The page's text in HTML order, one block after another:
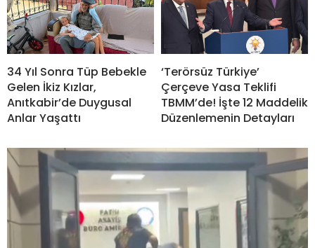
34 Yıl Sonra Tüp Bebekle
Gelen İkiz Kızlar,
Anıtkabir’de Duygusal
Anlar Yaşattı
‘Terörsüz Türkiye’
Çerçeve Yasa Teklifi
TBMM’de! İşte 12 Maddelik
Düzenlemenin Detayları